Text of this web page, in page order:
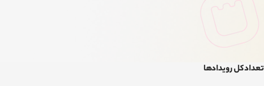
تعداد کل رویدادها